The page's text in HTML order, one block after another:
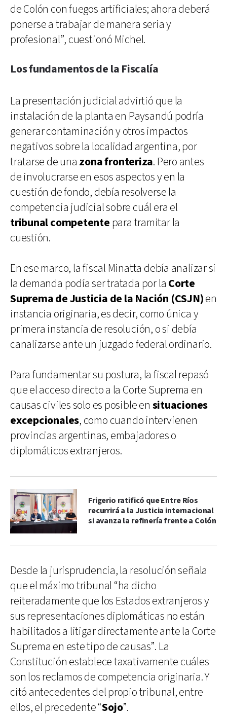
de Colón con fuegos artificiales; ahora deberá
ponerse a trabajar de manera seria y
profesional”, cuestionó Michel.
Los fundamentos de la Fiscalía
La presentación judicial advirtió que la
instalación de la planta en Paysandú podría
generar contaminación y otros impactos
negativos sobre la localidad argentina, por
tratarse de una zona fronteriza. Pero antes
de involucrarse en esos aspectos y en la
cuestión de fondo, debía resolverse la
competencia judicial sobre cuál era el
tribunal competente para tramitar la
cuestión.
En ese marco, la fiscal Minatta debía analizar si
la demanda podía ser tratada por la Corte
Suprema de Justicia de la Nación (CSJN)en
instancia originaria, es decir, como única y
primera instancia de resolución, o si debía
canalizarse ante un juzgado federal ordinario.
Para fundamentar su postura, la fiscal repasó
que el acceso directo a la Corte Suprema en
causas civiles solo es posible en situaciones
excepcionales, como cuando intervienen
provincias argentinas, embajadores o
diplomáticos extranjeros.
Frigerio ratificó que Entre Ríos
recurrirá a la Justicia internacional
si avanza la refinería frente a Colón
Desde la jurisprudencia, la resolución señala
que el máximo tribunal “ha dicho
reiteradamente que los Estados extranjeros y
sus representaciones diplomáticas no están
habilitados a litigar directamente ante la Corte
Suprema en este tipo de causas”. La
Constitución establece taxativamente cuáles
son los reclamos de competencia originaria. Y
citó antecedentes del propio tribunal, entre
ellos, el precedente “Sojo”.